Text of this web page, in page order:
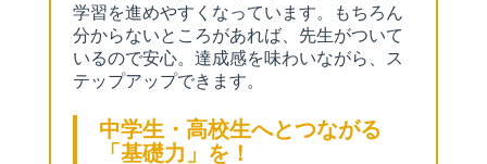
学習を進めやすくなっています。もちろん
分からないところがあれば、先生がついて
いるので安心。達成感を味わいながら、ス
テップアップできます。
中学生・高校生へとつながる
「基礎力」を！